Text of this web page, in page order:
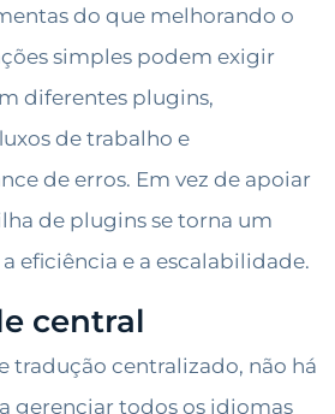
do que melhorando o
simples podem exigir
diferentes plugins,
de trabalho e
de erros. Em vez de apoiar
de plugins se torna um
eficiência e a escalabilidade.
central
tradução centralizado, não há
gerenciar todos os idiomas